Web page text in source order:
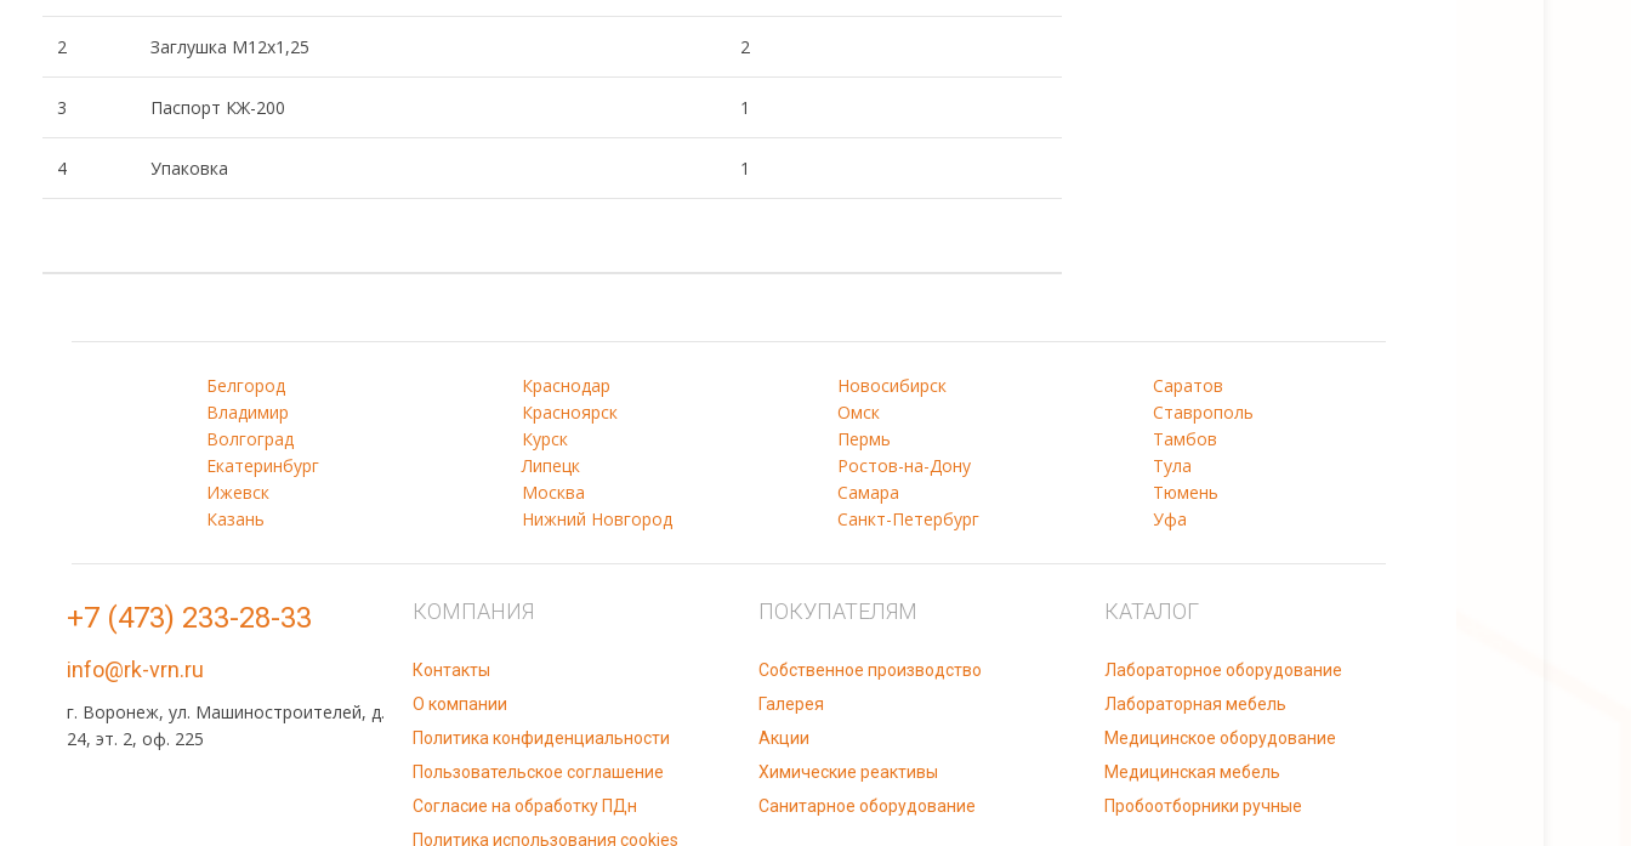
2 Заглушка М12х1,25 2
3 Паспорт КЖ-200 1
4 Упаковка 1
Белгород
Владимир
Волгоград
Екатеринбург
Ижевск
Казань
Краснодар
Красноярск
Курск
Липецк
Москва
Нижний Новгород
Новосибирск
Омск
Пермь
Ростов-на-Дону
Самара
Санкт-Петербург
Саратов
Ставрополь
Тамбов
Тула
Тюмень
Уфа
+7 (473) 233-28-33
info@rk-vrn.ru
г. Воронеж, ул. Машиностроителей, д.
24, эт. 2, оф. 225
КОМПАНИЯ
Контакты
О компании
Политика конфиденциальности
Пользовательское соглашение
Согласие на обработку ПДн
Политика использования cookies
ПОКУПАТЕЛЯМ
Собственное производство
Галерея
Акции
Химические реактивы
Санитарное оборудование
КАТАЛОГ
Лабораторное оборудование
Лабораторная мебель
Медицинское оборудование
Медицинская мебель
Пробоотборники ручные